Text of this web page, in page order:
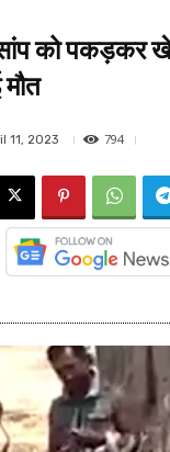
को पकड़कर
11, 2023 794